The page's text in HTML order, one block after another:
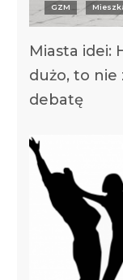
GZM
Miasta idei:
dużo, to nie
debatę